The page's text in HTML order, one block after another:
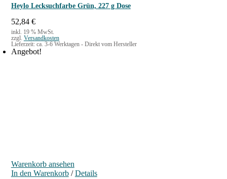
Heylo Lecksuchfarbe Grün, 227 g Dose
52,84 €
inkl. 19 % MwSt.
zzgl. Versandkosten
Lieferzeit: ca. 3-6 Werktagen - Direkt vom Hersteller
Angebot!
Warenkorb ansehen
In den Warenkorb / Details